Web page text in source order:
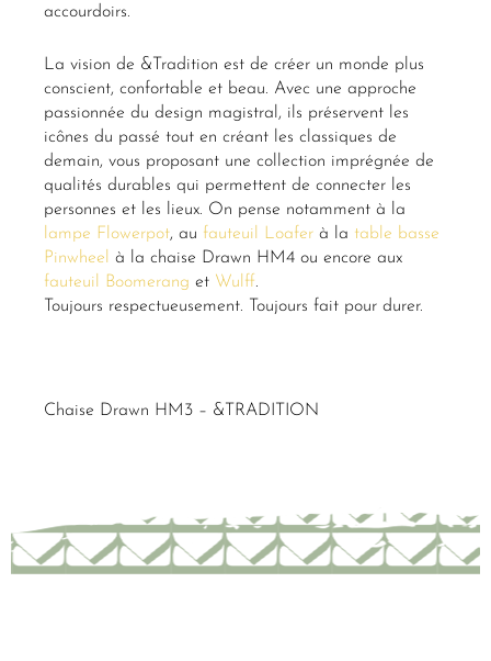
accourdoirs.
La vision de &Tradition est de créer un monde plus
conscient, confortable et beau. Avec une approche
passionnée du design magistral, ils préservent les
icônes du passé tout en créant les classiques de
demain, vous proposant une collection imprégnée de
qualités durables qui permettent de connecter les
personnes et les lieux. On pense notamment à la
lampe Flowerpot, au fauteuil Loafer à la table basse
Pinwheel
à la chaise Drawn HM4 ou encore aux
fauteuil Boomerang et Wulff.
Toujours respectueusement. Toujours fait pour durer.
Chaise Drawn HM3 – &TRADITION